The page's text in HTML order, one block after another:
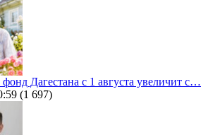
Дагестана с 1 августа увеличит с…
(1 697)